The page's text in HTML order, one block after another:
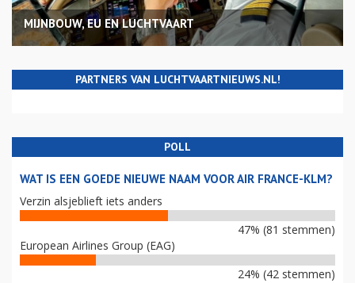
MIJNBOUW, EU EN LUCHTVAART
PARTNERS VAN LUCHTVAARTNIEUWS.NL!
POLL
WAT IS EEN GOEDE NIEUWE NAAM VOOR AIR FRANCE-KLM?
Verzin alsjeblieft iets anders
47% (81 stemmen)
European Airlines Group (EAG)
24% (42 stemmen)